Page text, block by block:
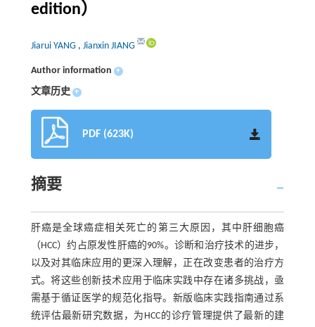
edition）
Jiarui YANG , Jianxin JIANG
Author information +
文章历史 +
PDF (623K)
摘要
肝癌是全球癌症相关死亡的第三大原因，其中肝细胞癌
（HCC）约占原发性肝癌的90%。诊断和治疗技术的进步，
以及对其临床应用的更深入理解，正在改变患者的治疗方
式。将这些创新技术应用于临床实践中存在诸多挑战，亟
需基于循证医学的规范化指导。新版临床实践指南通过系
统评估最新研究数据，为HCC的诊疗管理提供了最新的建